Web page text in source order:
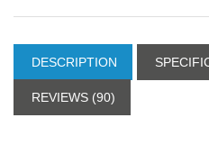
DESCRIPTION
REVIEWS (90)